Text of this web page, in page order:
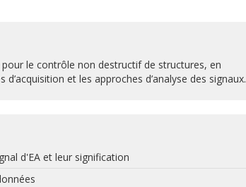
le contrôle non destructif de structures, en
et les approches d’analyse des signaux.
d'EA et leur signification